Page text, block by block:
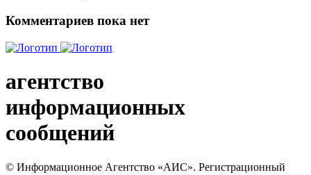
Комментариев пока нет
агентство
информационных
сообщений
© Информационное Агентство «АИС». Регистрационный